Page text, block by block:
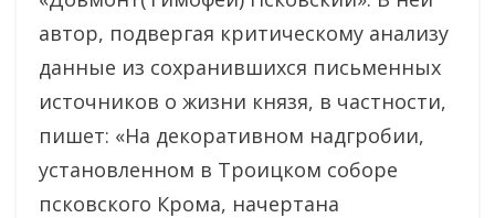
автор, подвергая критическому анализу
данные из сохранившихся письменных
источников о жизни князя, в частности,
пишет: «На декоративном надгробии,
установленном в Троицком соборе
псковского Крома, начертана